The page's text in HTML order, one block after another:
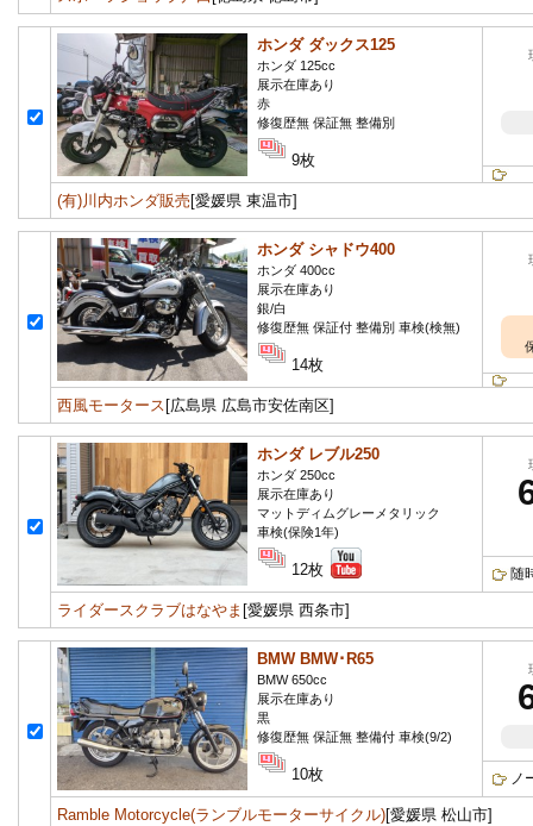
ホンダ ダックス125
ホンダ 125cc
展示在庫あり
赤
修復歴無 保証無 整備別
9枚
(有)川内ホンダ販売 [愛媛県 東温市]
ホンダ シャドウ400
ホンダ 400cc
展示在庫あり
銀/白
修復歴無 保証付 整備別 車検(検無)
14枚
西風モータース [広島県 広島市安佐南区]
ホンダ レブル250
ホンダ 250cc
展示在庫あり
マットディムグレーメタリック
車検(保険1年)
12枚 随
ライダースクラブはなやま [愛媛県 西条市]
BMW BMW･R65
BMW 650cc
展示在庫あり
黒
修復歴無 保証無 整備付 車検(9/2)
10枚 ノ
Ramble Motorcycle(ランブルモーターサイクル)[愛媛県 松山市]